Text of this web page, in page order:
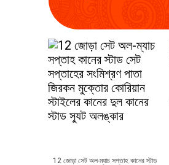
12 জোড়া সেট অল-ম্যাচ সপ্তাহ কানের স্টাড